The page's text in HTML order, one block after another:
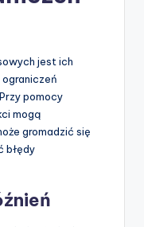
jest ich
pomocy
mogą
gromadzić się
błędy